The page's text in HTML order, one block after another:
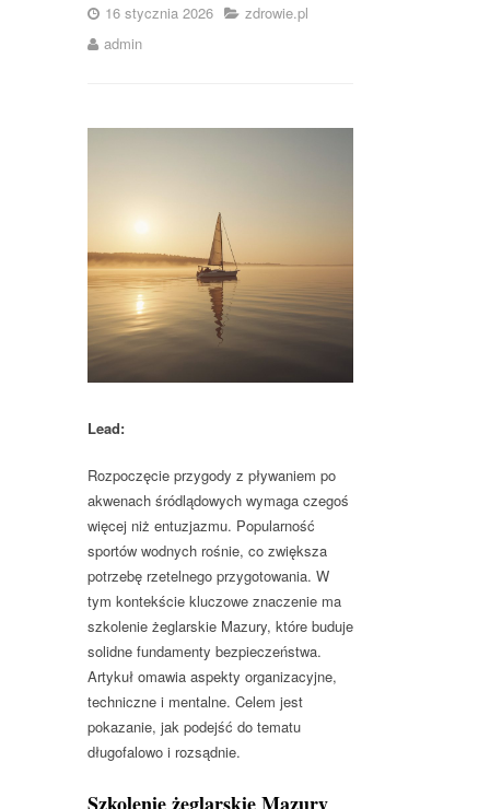
16 stycznia 2026
zdrowie.pl
admin
Lead:
Rozpoczęcie przygody z pływaniem po
akwenach śródlądowych wymaga czegoś
więcej niż entuzjazmu. Popularność
sportów wodnych rośnie, co zwiększa
potrzebę rzetelnego przygotowania. W
tym kontekście kluczowe znaczenie ma
szkolenie żeglarskie Mazury, które buduje
solidne fundamenty bezpieczeństwa.
Artykuł omawia aspekty organizacyjne,
techniczne i mentalne. Celem jest
pokazanie, jak podejść do tematu
długofalowo i rozsądnie.